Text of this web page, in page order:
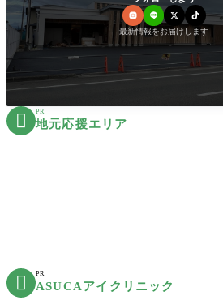
最新情報をお届けします
 PR
地元応援エリア
 PR
ASUCAアイクリニック